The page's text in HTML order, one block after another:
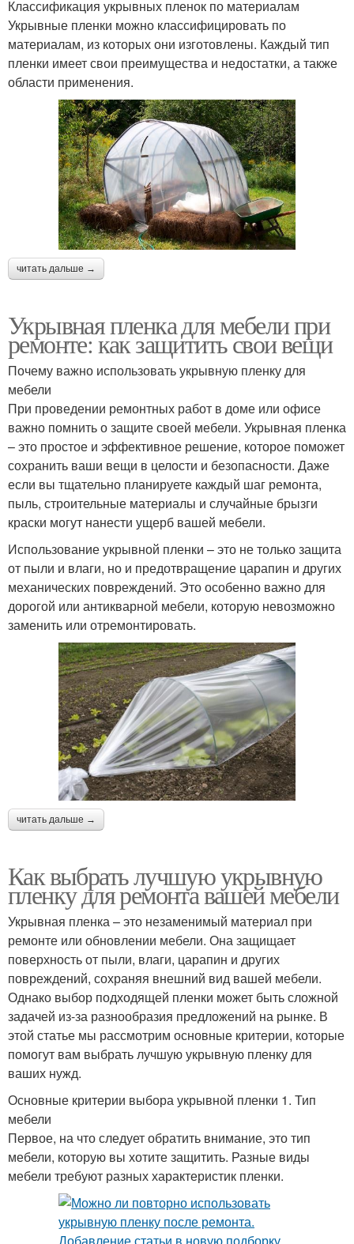
Классификация укрывных пленок по материалам
Укрывные пленки можно классифицировать по
материалам, из которых они изготовлены. Каждый тип
пленки имеет свои преимущества и недостатки, а также
области применения.
читать дальше →
Укрывная пленка для мебели при
ремонте: как защитить свои вещи
Почему важно использовать укрывную пленку для
мебели
При проведении ремонтных работ в доме или офисе
важно помнить о защите своей мебели. Укрывная пленка
– это простое и эффективное решение, которое поможет
сохранить ваши вещи в целости и безопасности. Даже
если вы тщательно планируете каждый шаг ремонта,
пыль, строительные материалы и случайные брызги
краски могут нанести ущерб вашей мебели.
Использование укрывной пленки – это не только защита
от пыли и влаги, но и предотвращение царапин и других
механических повреждений. Это особенно важно для
дорогой или антикварной мебели, которую невозможно
заменить или отремонтировать.
читать дальше →
Как выбрать лучшую укрывную
пленку для ремонта вашей мебели
Укрывная пленка – это незаменимый материал при
ремонте или обновлении мебели. Она защищает
поверхность от пыли, влаги, царапин и других
повреждений, сохраняя внешний вид вашей мебели.
Однако выбор подходящей пленки может быть сложной
задачей из-за разнообразия предложений на рынке. В
этой статье мы рассмотрим основные критерии, которые
помогут вам выбрать лучшую укрывную пленку для
ваших нужд.
Основные критерии выбора укрывной пленки 1. Тип
мебели
Первое, на что следует обратить внимание, это тип
мебели, которую вы хотите защитить. Разные виды
мебели требуют разных характеристик пленки.